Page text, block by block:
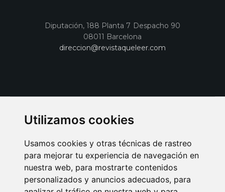
Utilizamos cookies
Usamos cookies y otras técnicas de rastreo
para mejorar tu experiencia de navegación en
nuestra web, para mostrarte contenidos
personalizados y anuncios adecuados, para
Diputación, 188 Planta 7 Despacho 90
08011 Barcelona
direccion@revistaqueleer.com